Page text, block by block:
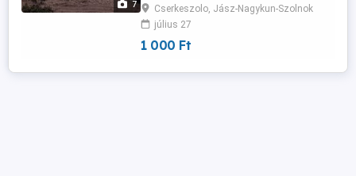
7
A fólia Cserkeszőlőn az I. és II. kereszt
dűlő között helyezkedik el, 5db bejáraton
át is megközelíthető (az I. kereszt ...
Cserkeszolo, Jász-Nagykun-Szolnok
július 27
1 000 Ft